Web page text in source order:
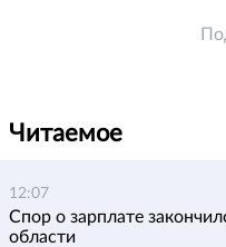
Читаемое
12:07
Спор о зарплате
области